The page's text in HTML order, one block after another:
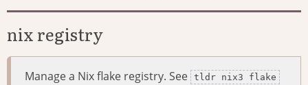
nix registry
Manage a Nix flake registry. See tldr nix3 flake